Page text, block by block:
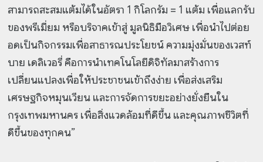
สามารถสะสมแต้มได้ในอัตรา 1 กิโลกรัม = 1 แต้ม เพื่อแลกรับ
ของพรีเมี่ยม หรือบริจาคเข้าสู่ มูลนิธิมือวิเศษ เพื่อนำไปต่อย
อดเป็นกิจกรรมเพื่อสาธารณประโยชน์ ความมุ่งมั่นของเวสท์
บาย เดลิเวอรี่ คือการนำเทคโนโลยีดิจิทัลมาสร้างการ
เปลี่ยนแปลงเพื่อให้ประชาชนเข้าถึงง่าย เพื่อส่งเสริม
เศรษฐกิจหมุนเวียน และการจัดการขยะอย่างยั่งยืนใน
กรุงเทพมหานคร เพื่อสิ่งแวดล้อมที่ดีขึ้น และคุณภาพชีวิตที่
ดีขึ้นของทุกคน”